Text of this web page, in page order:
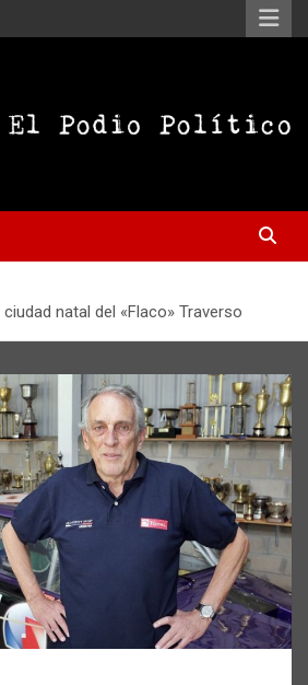
– © Argentina
natal del «Flaco» Traverso